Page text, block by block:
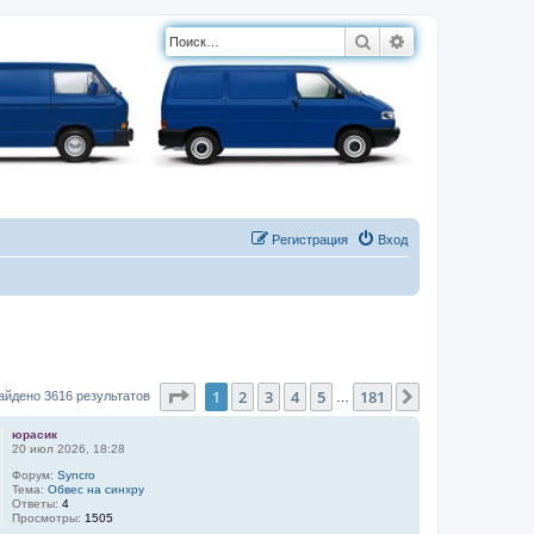
Поиск
Вход
Регистрация
3616 результатов Страница1 из 181
1 2 3 4 5 181
юрасик
20 июл 2026, 18:28
Форум:Syncro
Тема:Обвес на синхру
Ответы:4
Просмотры: 1505